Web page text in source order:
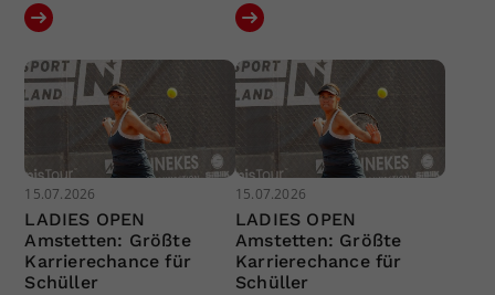
15.07.2026
LADIES OPEN
Amstetten: Größte
Karrierechance für
Schüller
15.07.2026
LADIES OPEN
Amstetten: Größte
Karrierechance für
Schüller